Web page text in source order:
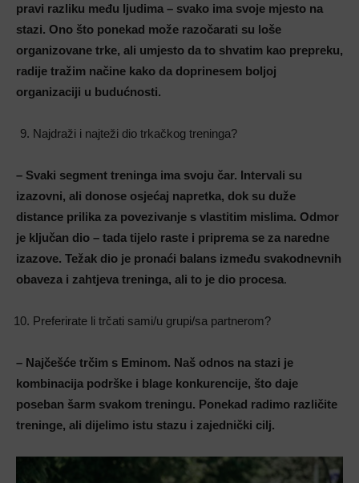
pravi razliku među ljudima – svako ima svoje mjesto na
stazi. Ono što ponekad može razočarati su loše
organizovane trke, ali umjesto da to shvatim kao prepreku,
radije tražim načine kako da doprinesem boljoj
organizaciji u budućnosti.
Najdraži i najteži dio trkačkog treninga?
– Svaki segment treninga ima svoju čar. Intervali su
izazovni, ali donose osjećaj napretka, dok su duže
distance prilika za povezivanje s vlastitim mislima. Odmor
je ključan dio – tada tijelo raste i priprema se za naredne
izazove. Težak dio je pronaći balans između svakodnevnih
obaveza i zahtjeva treninga, ali to je dio procesa.
Preferirate li trčati sami/u grupi/sa partnerom?
– Najčešće trčim s Eminom. Naš odnos na stazi je
kombinacija podrške i blage konkurencije, što daje
poseban šarm svakom treningu. Ponekad radimo različite
treninge, ali dijelimo istu stazu i zajednički cilj.